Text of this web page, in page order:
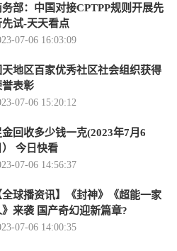
务部：中国对接CPTPP规则开展先
先试-天天看点
07-06 16:03:09
天地区百家优秀社区社会组织获得
誉表彰
07-06 15:20:12
金回收多少钱一克(2023年7月6
） 今日快看
07-06 14:56:37
全球播资讯】《封神》《超能一家
》来袭 国产奇幻迎新篇章?
07-06 14:00:35